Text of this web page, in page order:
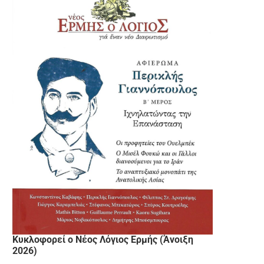
Κυκλοφορεί ο Νέος Λόγιος Ερμής (Άνοιξη
2026)